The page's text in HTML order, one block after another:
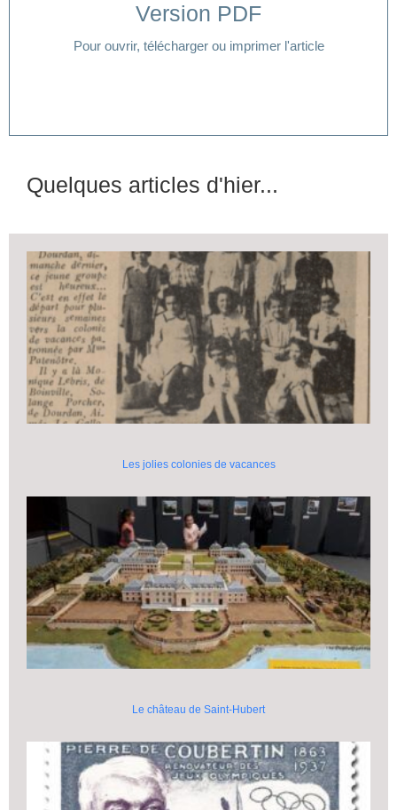
Version PDF
Pour ouvrir, télécharger ou imprimer l'article
Cliquer ici
Quelques articles d'hier...
Les jolies colonies de vacances
Le château de Saint-Hubert